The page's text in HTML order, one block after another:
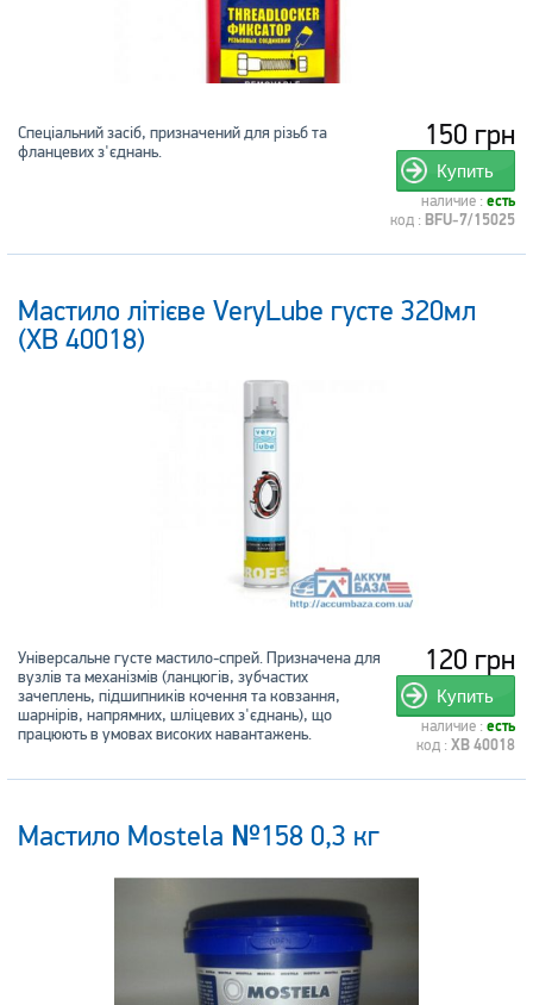
150 грн
Купить
наличие : есть
код : BFU-7/15025
Спеціальний засіб, призначений для різьб та
фланцевих з'єднань.
Мастило літієве VeryLube густе 320мл
(XB 40018)
120 грн
Купить
наличие : есть
код : XB 40018
Універсальне густе мастило-спрей. Призначена для
вузлів та механізмів (ланцюгів, зубчастих
зачеплень, підшипників кочення та ковзання,
шарнірів, напрямних, шліцевих з'єднань), що
працюють в умовах високих навантажень.
Мастило Mostela №158 0,3 кг